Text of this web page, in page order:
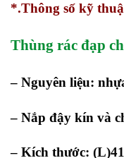
*.Thông số kỹ
Thùng rác đạp
– Nguyên liệu:
– Nắp đậy kín và
– Kích thước: